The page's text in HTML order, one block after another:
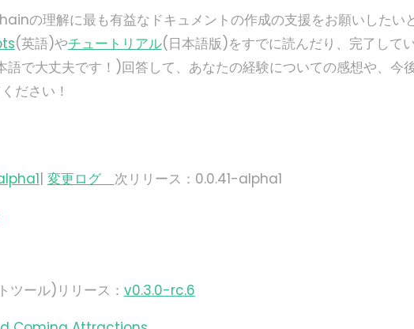
の理解に最も有益なドキュメントの作成の支援をお願いしたい
(英語)やチュートリアル(日本語版)をすでに読んだり、完了して
語で大丈夫です！)回答して、あなたの経験についての感想や、今
ださい！
| 変更ログ 次リリース：0.0.41-alpha1
ール)リリース： v0.3.0-rc.6